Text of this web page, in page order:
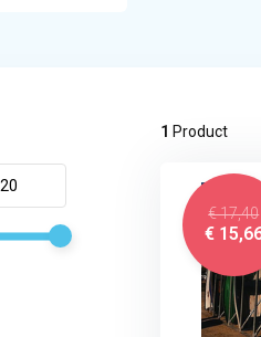
1 Product
€ 17,40
€